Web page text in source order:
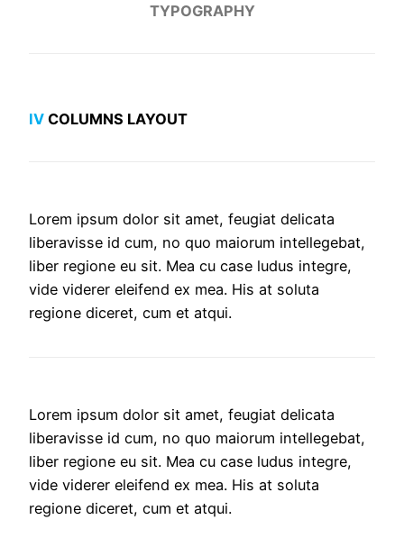
TYPOGRAPHY
IV COLUMNS LAYOUT
Lorem ipsum dolor sit amet, feugiat delicata
liberavisse id cum, no quo maiorum intellegebat,
liber regione eu sit. Mea cu case ludus integre,
vide viderer eleifend ex mea. His at soluta
regione diceret, cum et atqui.
Lorem ipsum dolor sit amet, feugiat delicata
liberavisse id cum, no quo maiorum intellegebat,
liber regione eu sit. Mea cu case ludus integre,
vide viderer eleifend ex mea. His at soluta
regione diceret, cum et atqui.